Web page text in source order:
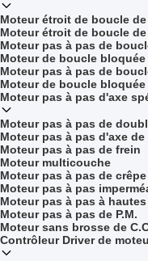
Moteur étroit de boucle de
Moteur étroit de boucle de
Moteur pas à pas de
Moteur de boucle bloquée
Moteur pas à pas de
Moteur de boucle bloquée
Moteur pas à pas d'axe
Moteur pas à pas de
Moteur pas à pas d'axe
Moteur pas à pas de frein
Moteur multicouche
Moteur pas à pas de crêpe
Moteur pas à pas
Moteur pas à pas à
Moteur pas à pas de P.M.
Moteur sans brosse de
Contrôleur Driver de